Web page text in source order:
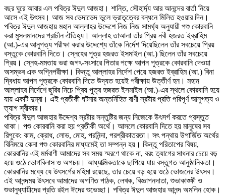
বছর ঘুরে আবার এল পবিত্র ঈদুল আজহা। শান্তি, সৌহার্দ্য আর আনন্দের বার্তা নিয়ে
আসে এই উৎসব। আজ সব ভেদাভেদ ভুলে ভ্রাতৃত্বের বন্ধনে মিলিত হওয়ার দিন।
পবিত্র ঈদুল আজহায় মহান আল্লাহর উদ্দেশে নিজ নিজ সামর্থ্য অনুযায়ী পশু কোরবানি
করা মুসলমানদের প্রাচীন ঐতিহ্য। আল্লাহ তাআলা তাঁর প্রিয় নবী হজরত ইব্রাহিম
(আ.)-এর আনুগত্য পরীক্ষা করার উদ্দেশ্যে তাঁকে নির্দেশ দিয়েছিলেন তাঁর সবচেয়ে প্রিয়
বস্তুকে কোরবানি দিতে। স্নেহের পুত্র হজরত ইসমাইল (আ.) ছিলেন তাঁর সবচেয়ে
প্রিয়। স্নেহ-মমতায় ভরা জগৎ-সংসারে পিতার পক্ষে আপন পুত্রকে কোরবানি দেওয়া
অসম্ভব এক অগ্নিপরীক্ষা। কিন্তু আল্লাহর নির্দেশ পেয়ে হজরত ইব্রাহিম (আ.) বিনা
দ্বিধায় আপন পুত্রকে কোরবানি দিতে উদ্যত হয়েই পরীক্ষায় উত্তীর্ণ হন। মহান
আল্লাহর নির্দেশে ছুরির নিচে প্রিয় পুত্র হজরত ইসমাইল (আ.)-এর স্থলে কোরবানি হয়ে
যায় একটি দুম্বা। এই প্রতীকী ঘটনার অন্তর্নিহিত বাণী স্রষ্টার প্রতি পরিপূর্ণ আনুগত্য ও
ত্যাগ স্বীকার।
পবিত্র ঈদুল আজহার উদ্দেশ্য স্রষ্টার সন্তুষ্টির জন্য নিজেকে উৎসর্গ করতে প্রস্তুত
থাকা। পশু কোরবানি করা হয় প্রতীকী অর্থে। আসলে কোরবানি দিতে হয় মানুষের সব
রিপুকে: কাম, ক্রোধ, লোভ, মোহ, পরনিন্দা, পরশ্রীকাতরতা। সৎ পন্থায় উপার্জিত অর্থের
বিনিময়ে কেনা পশু কোরবানির মাধ্যমেই তা সম্পন্ন হয়। কিন্তু পরিতাপের বিষয়,
কোরবানির এই মর্মবাণী আমাদের সব সময় স্মরণে থাকে না, বরং ত্যাগের সাধনার চেয়ে বড়
হয়ে ওঠে ভোগবিলাস ও অপচয়। আধ্যাত্মিকতাকে ছাপিয়ে যায় বস্তুগত আনুষ্ঠানিকতা।
কোরবানির মধ্যে যে উৎসর্গের মহিমা রয়েছে, তার চেয়ে বড় হয়ে ওঠে ভোজনের উৎসব।
এই আনন্দময় উৎসবে আমাদের অগণিত পাঠক, লেখক, বিজ্ঞাপনদাতা, শুভাকাঙ্ক্ষী ও
শুভানুধ্যায়ীদের প্রতি রইল ঈদের শুভেচ্ছা। পবিত্র ঈদুল আজহার আনন্দ অমলিন হোক।